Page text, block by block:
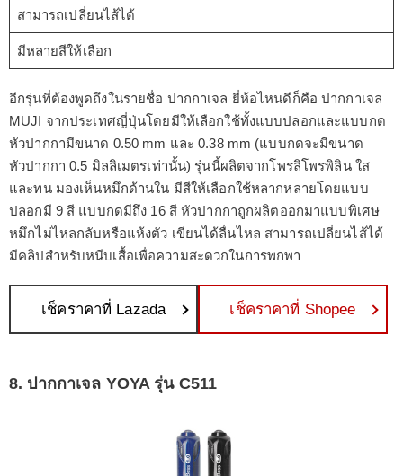
สามารถเปลี่ยนไส้ได้
มีหลายสีให้เลือก
อีกรุ่นที่ต้องพูดถึงในรายชื่อ ปากกาเจล ยี่ห้อไหนดีก็คือ ปากกาเจล
MUJI จากประเทศญี่ปุ่นโดยมีให้เลือกใช้ทั้งแบบปลอกและแบบกด
หัวปากกามีขนาด 0.50 mm และ 0.38 mm (แบบกดจะมีขนาด
หัวปากกา 0.5 มิลลิเมตรเท่านั้น) รุ่นนี้ผลิตจากโพรลิโพรพิลิน ใส
และทน มองเห็นหมึกด้านใน มีสีให้เลือกใช้หลากหลายโดยแบบ
ปลอกมี 9 สี แบบกดมีถึง 16 สี หัวปากกาถูกผลิตออกมาแบบพิเศษ
หมึกไม่ไหลกลับหรือแห้งตัว เขียนได้ลื่นไหล สามารถเปลี่ยนไส้ได้
มีคลิปสำหรับหนีบเสื้อเพื่อความสะดวกในการพกพา
เช็คราคาที่ Lazada เช็คราคาที่ Shopee
8. ปากกาเจล YOYA รุ่น C511